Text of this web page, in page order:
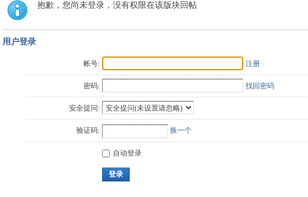
抱歉，您尚未登录，没有权限在该版块回帖
用户登录
帐号: 注册
密码: 找回密码
安全提问:
验证码: 换一个
自动登录
登录